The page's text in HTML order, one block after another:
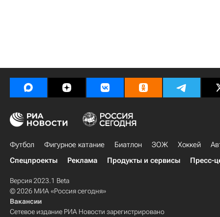
Футбол Фигурное катание Биатлон ЗОЖ Хоккей
Спецпроекты
Реклама Продукты и сервисы Пресс-
Версия 2023.1 Beta
© 2026 МИА «Россия сегодня»
Вакансии
Сетевое издание РИА Новости зарегистрировано